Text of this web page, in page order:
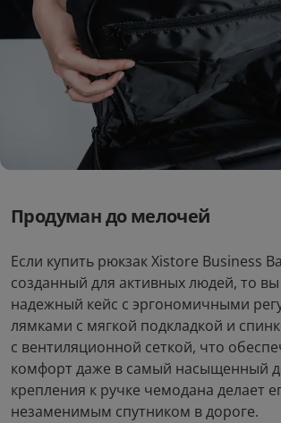
Продуман до мелочей
Если купить рюкзак Xistore Business
созданный для активных людей, то
надежный кейс с эргономичными
лямками с мягкой подкладкой и
с вентиляционной сеткой, что
комфорт даже в самый насыщенный
крепления к ручке чемодана делает
незаменимым спутником в дороге.
Массажер Picooc P1
Classic
.56руб/мес
Стоимость:
.47
LR03/